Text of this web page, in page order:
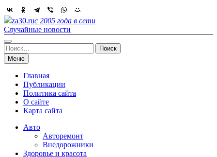
Skip
to
content
za30.ruс 2005 года в сети
Случайные новости
Найти:
Меню
Главная
Публикации
Политика сайта
О сайте
Карта сайта
Авто
Авторемонт
Внедорожники
Здоровье и красота